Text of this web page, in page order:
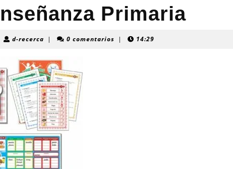
Primaria
d-recerca d-| 0 comentarios | 14:29